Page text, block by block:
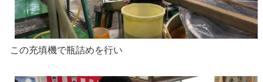
この充填機で瓶詰めを行い